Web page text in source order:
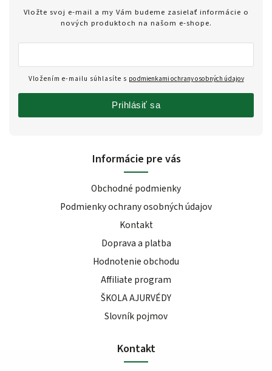
Informácie pre vás
Obchodné podmienky
Podmienky ochrany osobných údajov
Kontakt
Doprava a platba
Hodnotenie obchodu
Affiliate program
ŠKOLA AJURVÉDY
Slovník pojmov
Kontakt
Vložte svoj e-mail a my Vám budeme zasielať informácie o
nových produktoch na našom e-shope.
Vložením e-mailu súhlasíte s podmienkami ochrany osobných údajov
Prihlásiť sa